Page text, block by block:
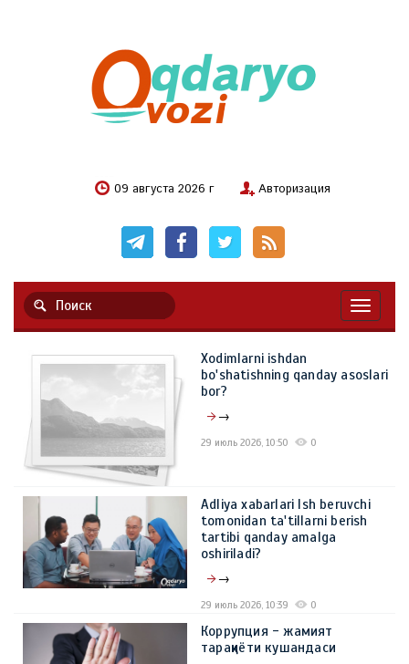
09 августа 2026 г Авторизация
Xodimlarni ishdan
bo'shatishning qanday asoslari
bor?
→
29 июль 2026, 10:50 0
Adliya xabarlari Ish beruvchi
tomonidan ta'tillarni berish
tartibi qanday amalga
oshiriladi?
→
29 июль 2026, 10:39 0
Коррупция - жамият
тараққиёти кушандаси